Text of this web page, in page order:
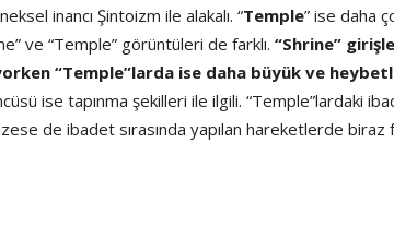
inancı Şintoizm ile alakalı. “Temple” ise daha
ve “Temple” görüntüleri de farklı. “Shrine”
“Temple”larda ise daha büyük ve
ise tapınma şekilleri ile ilgili. “Temple”lardaki
de ibadet sırasında yapılan hareketlerde biraz